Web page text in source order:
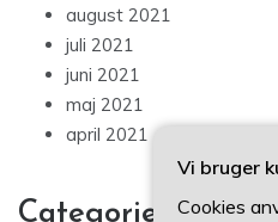
august 2021
juli 2021
juni 2021
maj 2021
april 2021
Categories
Vi bruger
Cookies